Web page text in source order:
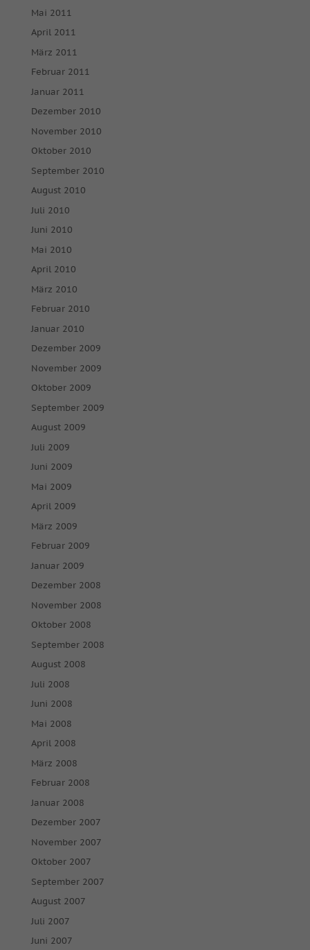
Mai 2011
April 2011
März 2011
Februar 2011
Januar 2011
Dezember 2010
November 2010
Oktober 2010
September 2010
August 2010
Juli 2010
Juni 2010
Mai 2010
April 2010
März 2010
Februar 2010
Januar 2010
Dezember 2009
November 2009
Oktober 2009
September 2009
August 2009
Juli 2009
Juni 2009
Mai 2009
April 2009
März 2009
Februar 2009
Januar 2009
Dezember 2008
November 2008
Oktober 2008
September 2008
August 2008
Juli 2008
Juni 2008
Mai 2008
April 2008
März 2008
Februar 2008
Januar 2008
Dezember 2007
November 2007
Oktober 2007
September 2007
August 2007
Juli 2007
Juni 2007